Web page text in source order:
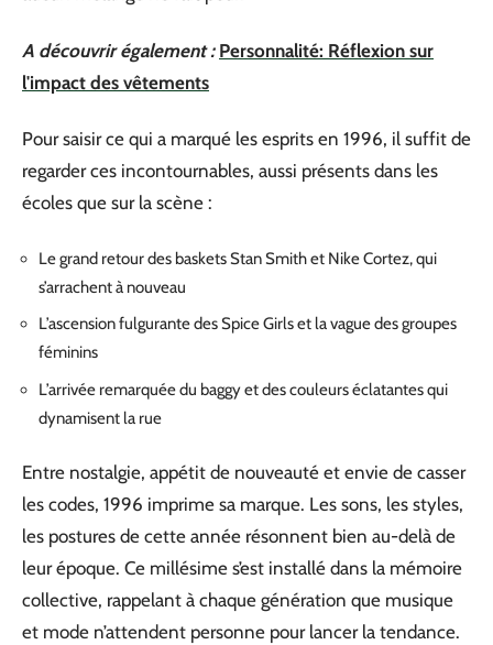
A découvrir également : Personnalité: Réflexion sur
l'impact des vêtements
Pour saisir ce qui a marqué les esprits en 1996, il suffit de
regarder ces incontournables, aussi présents dans les
écoles que sur la scène :
Le grand retour des baskets Stan Smith et Nike Cortez, qui
s’arrachent à nouveau
L’ascension fulgurante des Spice Girls et la vague des groupes
féminins
L’arrivée remarquée du baggy et des couleurs éclatantes qui
dynamisent la rue
Entre nostalgie, appétit de nouveauté et envie de casser
les codes, 1996 imprime sa marque. Les sons, les styles,
les postures de cette année résonnent bien au-delà de
leur époque. Ce millésime s’est installé dans la mémoire
collective, rappelant à chaque génération que musique
et mode n’attendent personne pour lancer la tendance.